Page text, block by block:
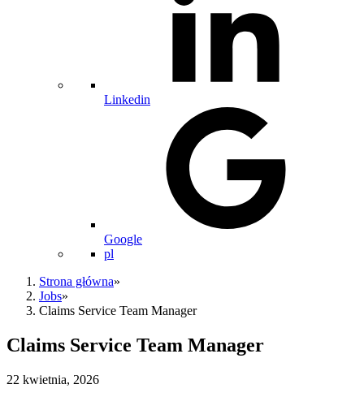
Linkedin
Google
pl
Strona główna»
Jobs»
Claims Service Team Manager
Claims Service Team Manager
22 kwietnia, 2026